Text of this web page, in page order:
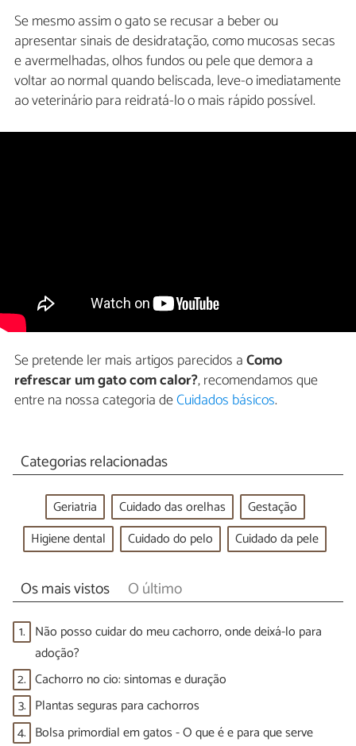
Se mesmo assim o gato se recusar a beber ou
apresentar sinais de desidratação, como mucosas secas
e avermelhadas, olhos fundos ou pele que demora a
voltar ao normal quando beliscada, leve-o imediatamente
ao veterinário para reidratá-lo o mais rápido possível.
Se pretende ler mais artigos parecidos aComo
refrescar um gato com calor?, recomendamos que
entre na nossa categoria deCuidados básicos.
Categorias relacionadas
Geriatria Cuidado das orelhas
Gestação
Higiene dental
Cuidado do pelo Cuidado da pele
Os mais vistos O último
1. Não posso cuidar do meu cachorro, onde deixá-lo para
adoção?
2. Cachorro no cio: sintomas e duração
3. Plantas seguras para cachorros
4. Bolsa primordial em gatos - O que é e para que serve